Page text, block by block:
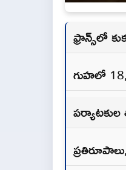
ఫ్రాన్స్‌లో
గుహలో